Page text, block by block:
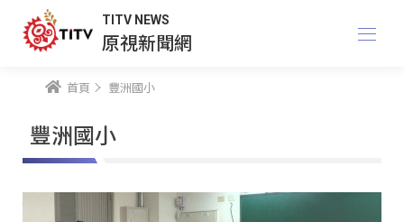
TITV NEWS
原視新聞網
首頁 豐洲國小
豐洲國小